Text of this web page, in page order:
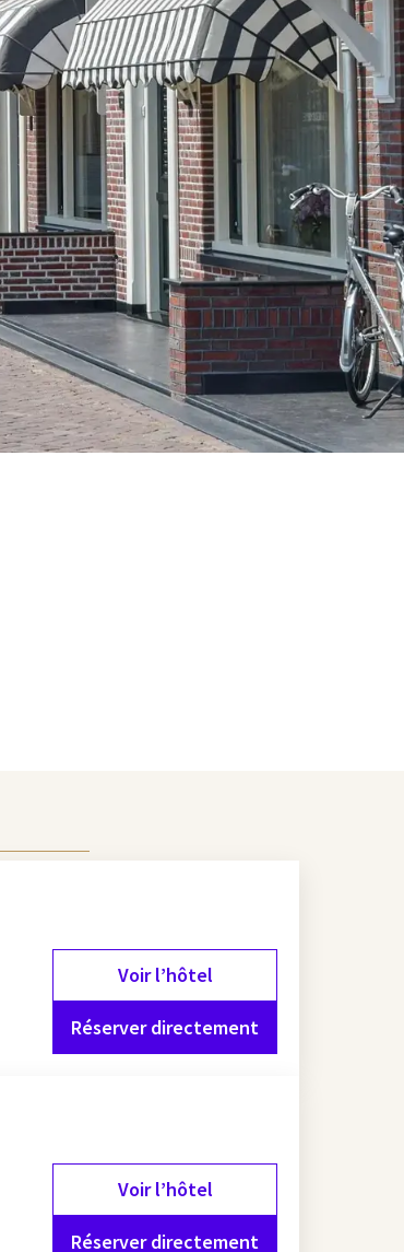
Voir l’hôtel
Réserver directement
Voir l’hôtel
Réserver directement